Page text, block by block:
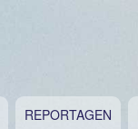
REPORTAGEN